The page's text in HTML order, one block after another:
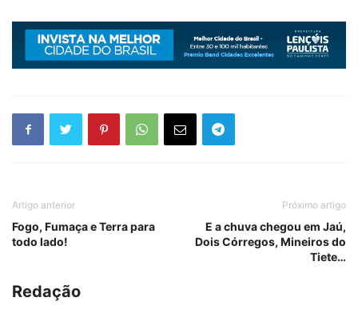
Artigo anterior
Fogo, Fumaça e Terra para
todo lado!
Próximo artigo
E a chuva chegou em Jaú,
Dois Córregos, Mineiros do
Tiete…
Redação